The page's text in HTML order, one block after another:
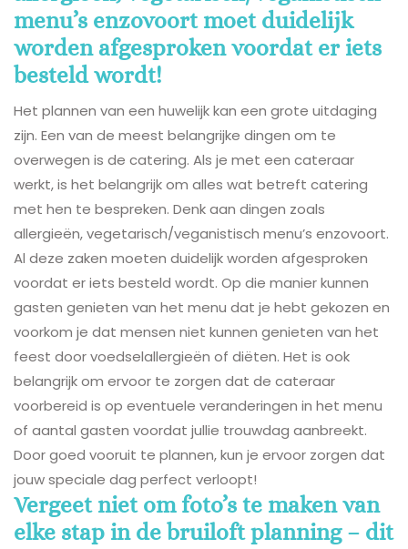
menu’s enzovoort moet duidelijk
worden afgesproken voordat er iets
besteld wordt!
Het plannen van een huwelijk kan een grote uitdaging
zijn. Een van de meest belangrijke dingen om te
overwegen is de catering. Als je met een cateraar
werkt, is het belangrijk om alles wat betreft catering
met hen te bespreken. Denk aan dingen zoals
allergieën, vegetarisch/veganistisch menu’s enzovoort.
Al deze zaken moeten duidelijk worden afgesproken
voordat er iets besteld wordt. Op die manier kunnen
gasten genieten van het menu dat je hebt gekozen en
voorkom je dat mensen niet kunnen genieten van het
feest door voedselallergieën of diëten. Het is ook
belangrijk om ervoor te zorgen dat de cateraar
voorbereid is op eventuele veranderingen in het menu
of aantal gasten voordat jullie trouwdag aanbreekt.
Door goed vooruit te plannen, kun je ervoor zorgen dat
jouw speciale dag perfect verloopt!
Vergeet niet om foto’s te maken van
elke stap in de bruiloft planning – dit